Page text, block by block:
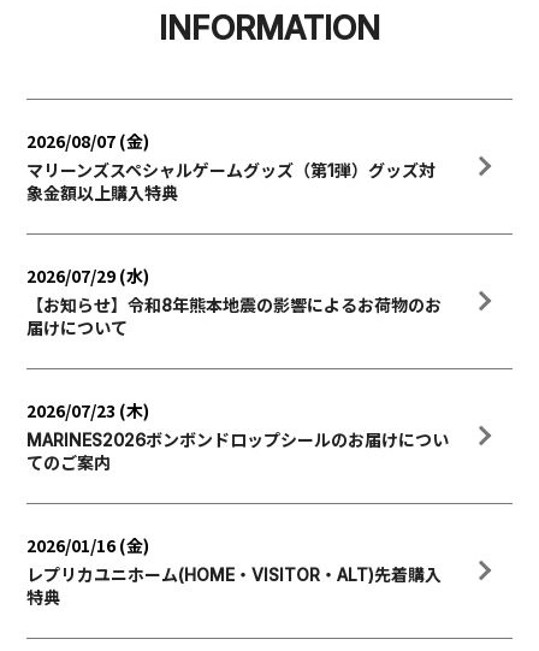
INFORMATION
2026/08/07 (金)
マリーンズスペシャルゲームグッズ（第1弾）グッズ対
象金額以上購入特典
2026/07/29 (水)
【お知らせ】令和8年熊本地震の影響によるお荷物のお
届けについて
2026/07/23 (木)
MARINES2026ボンボンドロップシールのお届けについ
てのご案内
2026/01/16 (金)
レプリカユニホーム(HOME・VISITOR・ALT)先着購入
特典